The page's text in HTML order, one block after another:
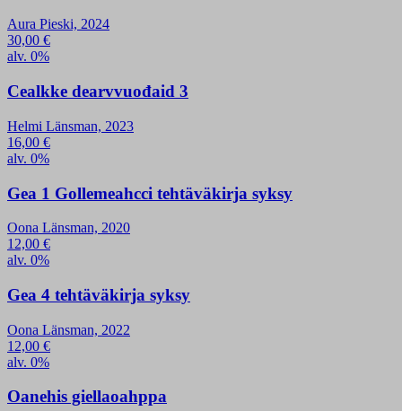
Aura Pieski, 2024
30,00 €
alv. 0%
Cealkke dearvvuođaid 3
Helmi Länsman, 2023
16,00 €
alv. 0%
Gea 1 Gollemeahcci tehtäväkirja syksy
Oona Länsman, 2020
12,00 €
alv. 0%
Gea 4 tehtäväkirja syksy
Oona Länsman, 2022
12,00 €
alv. 0%
Oanehis giellaoahppa